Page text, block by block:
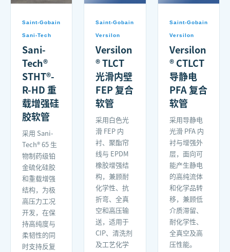
Saint-Gobain
Sani-Tech
Sani-
Tech®
STHT®-
R-HD 重
载增强硅
胶软管
采用 Sani-
Tech® 65 生
物制药级铂
金硫化硅胶
和重载增强
结构，为极
高压力工况
开发，在保
持高纯度与
柔韧性的同
时支持反复
Saint-Gobain
Versilon
Versilon
® TLCT
光滑内壁
FEP 复合
软管
采用白色光
滑 FEP 内
衬、聚酯帘
线与 EPDM
橡胶增强结
构，兼顾耐
化学性、抗
折弯、全真
空和高压输
送，适用于
CIP、清洗剂
及工艺化学
Saint-Gobain
Versilon
Versilon
® CTLCT
导静电
PFA 复合
软管
采用导静电
光滑 PFA 内
衬与增强外
层，面向可
能产生静电
的高纯流体
和化学品转
移，兼顾低
介质滞留、
耐化学性、
全真空及高
压性能。